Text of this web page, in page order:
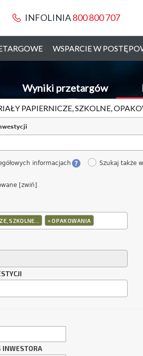
INFOLINIA800 800 707
WSPARCIE W
Wyniki przetargów
PAPIERNICZE, SZKOLNE,
informacjach Szukaj także
[zwiń]
SZKOLNE... ×OPAKOWANIA
INWESTORA